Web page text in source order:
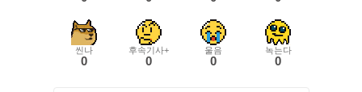
씬나
0
후속기사+
0
울음
0
녹는다
0